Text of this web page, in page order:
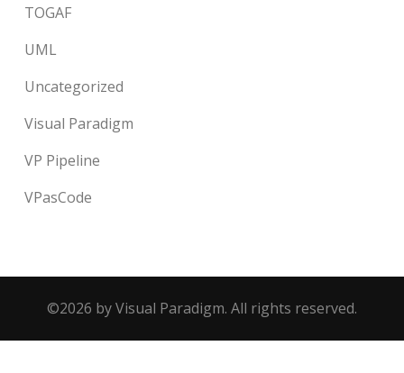
TOGAF
UML
Uncategorized
Visual Paradigm
VP Pipeline
VPasCode
©2026 by Visual Paradigm. All rights reserved.